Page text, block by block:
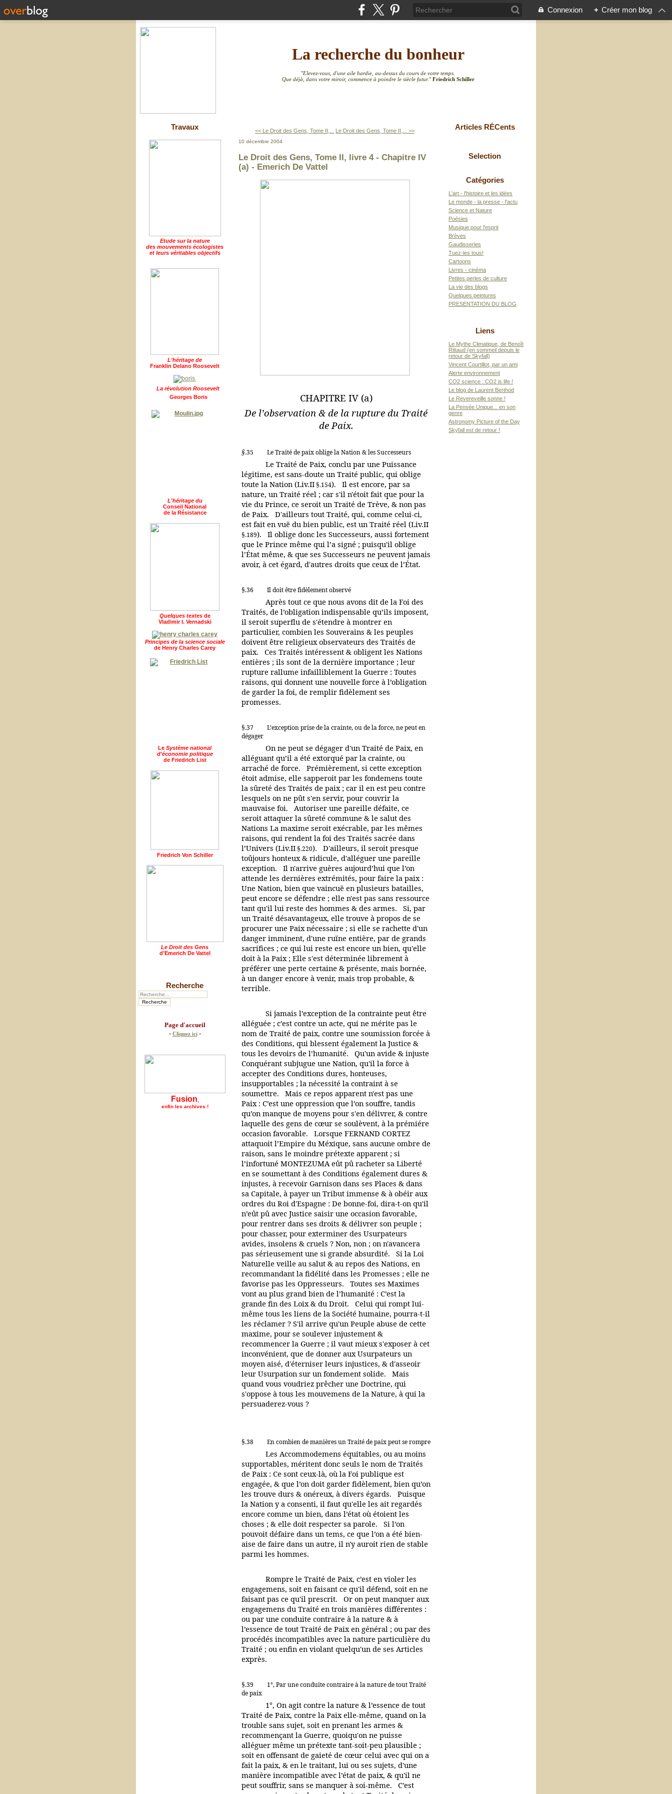
Connexion + Créer mon blog
La recherche du bonheur
"Elevez-vous, d'une aile hardie, au-dessus du cours de votre temps.
Que déjà, dans votre miroir, commence à poindre le siècle futur." Friedrich Schiller
Travaux
Etude sur la nature
des mouvements écologistes
et leurs véritables objectifs
L'héritage de
Franklin Delano Roosevelt
La révolution Roosevelt
Georges Boris
L'héritage du
Conseil National
de la Résistance
Quelques textes de
Vladimir I. Vernadski
Principes de la science sociale
de Henry Charles Carey
Le Système national
d'économie politique
de Friedrich List
Friedrich Von Schiller
Le Droit des Gens
d'Emerich De Vattel
Recherche
Page d'accueil
- Cliquez ici-
Fusion
enfin les archives !
<< Le Droit des Gens, Tome II,... Le Droit des Gens, Tome II,... >>
10 décembre 2004
Le Droit des Gens, Tome II, livre 4 - Chapitre IV
(a) - Emerich De Vattel
CHAPITRE IV (a)
De l’observation & de la rupture du Traité
de Paix.
§.35 Le Traité de paix oblige la Nation & les Successeurs
Le Traité de Paix, conclu par une Puissance
légitime, est sans-doute un Traité public, qui oblige
toute la Nation (Liv.II §.154). Il est encore, par sa
nature, un Traité réel ; car s'il n'étoit fait que pour la
vie du Prince, ce seroit un Traité de Trève, & non pas
de Paix. D'ailleurs tout Traité, qui, comme celui-ci,
est fait en vuë du bien public, est un Traité réel (Liv.II
§.189). Il oblige donc les Successeurs, aussi fortement
que le Prince même qui l’a signé ; puisqu'il oblige
l’État même, & que ses Successeurs ne peuvent jamais
avoir, à cet égard, d'autres droits que ceux de l’État.
§.36 Il doit être fidèlement observé
Après tout ce que nous avons dit de la Foi des
Traités, de l’obligation indispensable qu’ils imposent,
il seroit superflu de s'étendre à montrer en
particulier, combien les Souverains & les peuples
doivent être religieux observateurs des Traités de
paix. Ces Traités intéressent & obligent les Nations
entières ; ils sont de la dernière importance ; leur
rupture rallume infailliblement la Guerre : Toutes
raisons, qui donnent une nouvelle force à l’obligation
de garder la foi, de remplir fidèlement ses
promesses.
§.37
L’exception prise de la crainte, ou de la force, ne peut en
dégager
On ne peut se dégager d'un Traité de Paix, en
alléguant qu’il a été extorqué par la crainte, ou
arraché de force. Prémièrement, si cette exception
étoit admise, elle sapperoit par les fondemens toute
la sûreté des Traités de paix ; car il en est peu contre
lesquels on ne pût s'en servir, pour couvrir la
mauvaise foi. Autoriser une pareille défaite, ce
seroit attaquer la sûreté commune & le salut des
Nations La maxime seroit exécrable, par les mêmes
raisons, qui rendent la foi des Traités sacrée dans
l’Univers (Liv.II §.220). D'ailleurs, il seroit presque
toûjours honteux & ridicule, d'alléguer une pareille
exception. Il n'arrive guères aujourd’hui que l’on
attende les dernières extrémités, pour faire la paix :
Une Nation, bien que vaincuë en plusieurs batailles,
peut encore se défendre ; elle n'est pas sans ressource
tant qu'il lui reste des hommes & des armes. Si, par
un Traité désavantageux, elle trouve à propos de se
procurer une Paix nécessaire ; si elle se rachette d'un
danger imminent, d'une ruïne entière, par de grands
sacrifices ; ce qui lui reste est encore un bien, qu'elle
doit à la Paix ; Elle s'est déterminée librement à
préférer une perte certaine & présente, mais bornée,
à un danger encore à venir, mais trop probable, &
terrible.
Si jamais l’exception de la contrainte peut être
alléguée ; c’est contre un acte, qui ne mérite pas le
nom de Traité de paix, contre une soumission forcée à
des Conditions, qui blessent également la Justice &
tous les devoirs de l’humanité. Qu'un avide & injuste
Conquérant subjugue une Nation, qu'il la force à
accepter des Conditions dures, honteuses,
insupportables ; la nécessité la contraint à se
soumettre. Mais ce repos apparent n'est pas une
Paix : C’est une oppression que l’on souffre, tandis
qu’on manque de moyens pour s'en délivrer, & contre
laquelle des gens de cœur se soulèvent, à la prémiére
occasion favorable. Lorsque FERNAND CORTEZ
attaquoit l’Empire du Méxique, sans aucune ombre de
raison, sans le moindre prétexte apparent ; si
l’infortuné MONTEZUMA eût pû racheter sa Liberté
en se soumettant à des Conditions également dures &
injustes, à recevoir Garnison dans ses Places & dans
sa Capitale, à payer un Tribut immense & à obéir aux
ordres du Roi d'Espagne : De bonne-foi, dira-t-on qu'il
n’eût pû avec Justice saisir une occasion favorable,
pour rentrer dans ses droits & délivrer son peuple ;
pour chasser, pour exterminer des Usurpateurs
avides, insolens & cruels ? Non, non ; on n'avancera
pas sérieusement une si grande absurdité. Si la Loi
Naturelle veille au salut & au repos des Nations, en
recommandant la fidélité dans les Promesses ; elle ne
favorise pas les Oppresseurs. Toutes ses Maximes
vont au plus grand bien de l’humanité : C’est la
grande fin des Loix & du Droit. Celui qui rompt lui-
même tous les liens de la Société humaine, pourra-t-il
les réclamer ? S'il arrive qu'un Peuple abuse de cette
maxime, pour se soulever injustement &
recommencer la Guerre ; il vaut mieux s'exposer à cet
inconvénient, que de donner aux Usurpateurs un
moyen aisé, d'éterniser leurs injustices, & d'asseoir
leur Usurpation sur un fondement solide. Mais
quand vous voudriez prêcher une Doctrine, qui
s'oppose à tous les mouvemens de la Nature, à qui la
persuaderez-vous ?
§.38 En combien de manières un Traité de paix peut se rompre
Les Accommodemens équitables, ou au moins
supportables, méritent donc seuls le nom de Traités
de Paix : Ce sont ceux-là, où la Foi publique est
engagée, & que l’on doit garder fidèlement, bien qu’on
les trouve durs & onéreux, à divers égards. Puisque
la Nation y a consenti, il faut qu'elle les ait regardés
encore comme un bien, dans l’état où étoient les
choses ; & elle doit respecter sa parole. Si l’on
pouvoit défaire dans un tems, ce que l’on a été bien-
aise de faire dans un autre, il n'y auroit rien de stable
parmi les hommes.
Rompre le Traité de Paix, c’est en violer les
engagemens, soit en faisant ce qu'il défend, soit en ne
faisant pas ce qu'il prescrit. Or on peut manquer aux
engagemens du Traité en trois manières différentes :
ou par une conduite contraire à la nature & à
l’essence de tout Traité de Paix en général ; ou par des
procédés incompatibles avec la nature particulière du
Traité ; ou enfin en violant quelqu'un de ses Articles
exprès.
§.39
1°, Par une conduite contraire à la nature de tout Traité
de paix
1°, On agit contre la nature & l’essence de tout
Traité de Paix, contre la Paix elle-même, quand on la
trouble sans sujet, soit en prenant les armes &
recommençant la Guerre, quoiqu'on ne puisse
alléguer même un prétexte tant-soit-peu plausible ;
soit en offensant de gaieté de cœur celui avec qui on a
fait la paix, & en le traitant, lui ou ses sujets, d'une
manière incompatible avec l’état de paix, & qu'il ne
peut souffrir, sans se manquer à soi-même. C’est
Articles RÉCents
Selection
Catégories
L'art - l'histoire et les idées
Le monde - la presse - l'actu
Science et Nature
Poésies
Musique pour l'esprit
Brèves
Gaudisseries
Tuez-les tous!
Cartoons
Livres - cinéma
Petites perles de culture
La vie des blogs
Quelques peintures
PRESENTATION DU BLOG
Liens
Le Mythe Climatique, de Benoît
Rittaud (en sommeil depuis le
retour de Skyfall)
Vincent Courtillot, par un ami
Alerte environnement
CO2 science : CO2 is life !
Le blog de Laurent Berthod
Le Revereveille sonne !
La Pensée Unique... en son
genre
Astronomy Picture of the Day
Skyfall est de retour !